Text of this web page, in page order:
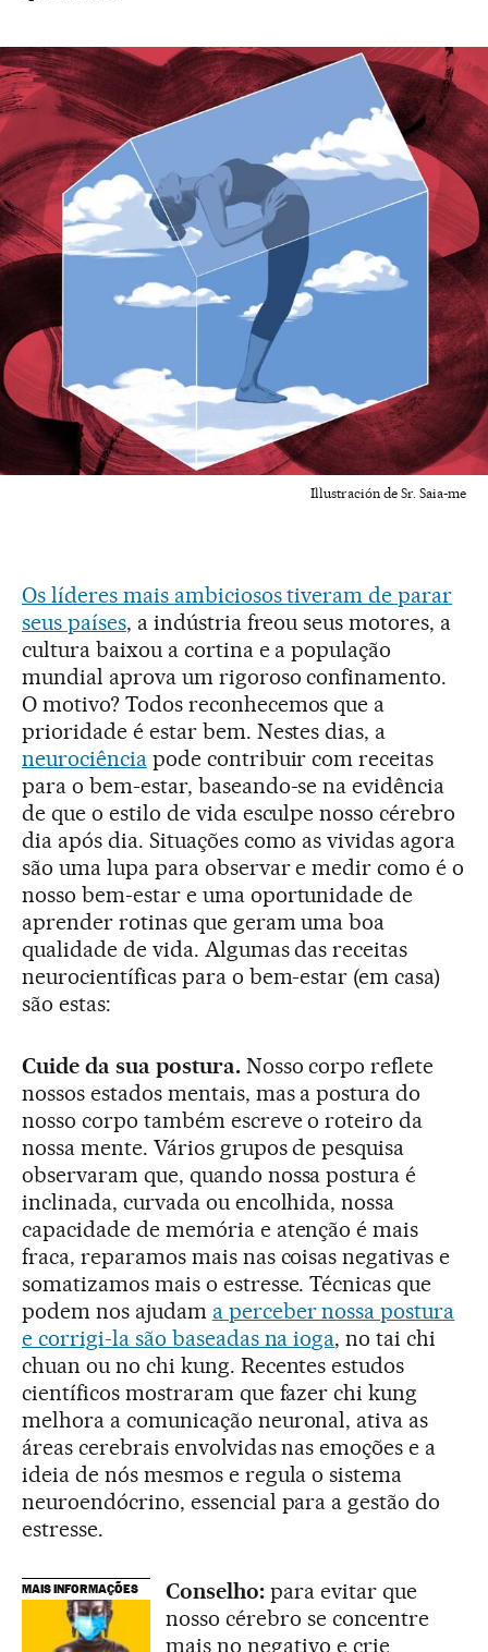
Illustración de Sr. Saia-me
Os líderes mais ambiciosos tiveram de parar
seus países, a indústria freou seus motores, a
cultura baixou a cortina e a população
mundial aprova um rigoroso confinamento.
O motivo? Todos reconhecemos que a
prioridade é estar bem. Nestes dias, a
neurociênciapode contribuir com receitas
para o bem-estar, baseando-se na evidência
de que o estilo de vida esculpe nosso cérebro
dia após dia. Situações como as vividas agora
são uma lupa para observar e medir como é o
nosso bem-estar e uma oportunidade de
aprender rotinas que geram uma boa
qualidade de vida. Algumas das receitas
neurocientíficas para o bem-estar (em casa)
são estas:
Cuide da sua postura.Nosso corpo reflete
nossos estados mentais, mas a postura do
nosso corpo também escreve o roteiro da
nossa mente. Vários grupos de pesquisa
observaram que, quando nossa postura é
inclinada, curvada ou encolhida, nossa
capacidade de memória e atenção é mais
fraca, reparamos mais nas coisas negativas e
somatizamos mais o estresse. Técnicas que
podem nos ajudam a perceber nossa postura
e corrigi-la são baseadas na ioga, no tai chi
chuan ou no chi kung. Recentes estudos
científicos mostraram que fazer chi kung
melhora a comunicação neuronal, ativa as
áreas cerebrais envolvidas nas emoções e a
ideia de nós mesmos e regula o sistema
neuroendócrino, essencial para a gestão do
estresse.
MAIS INFORMAÇÕES Conselho:para evitar que
nosso cérebro se concentre
mais no negativo e crie